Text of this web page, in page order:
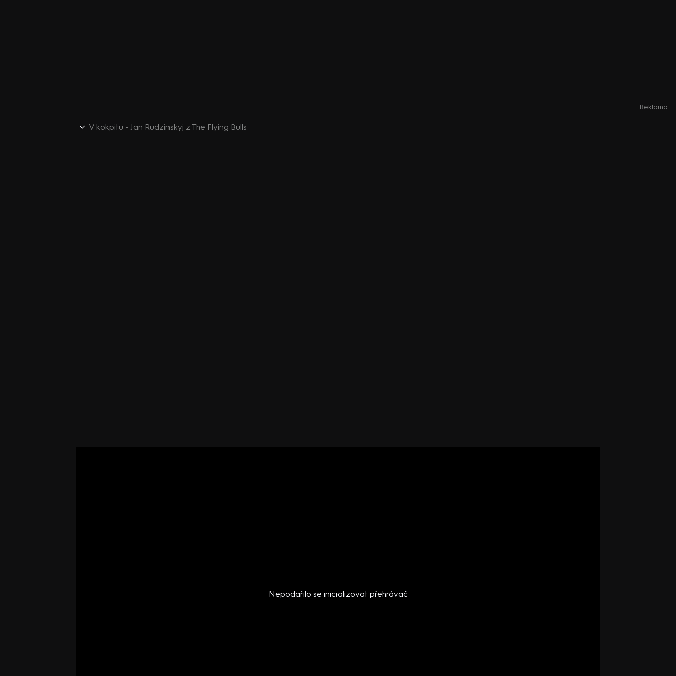
Reklama
V kokpitu - Jan Rudzinskyj z The Flying Bulls
Nepodařilo se inicializovat přehrávač